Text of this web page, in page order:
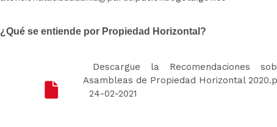
¿Qué se entiende por Propiedad Horizontal?
Descargue la Recomendaciones
Asambleas de Propiedad Horizontal
24-02-2021